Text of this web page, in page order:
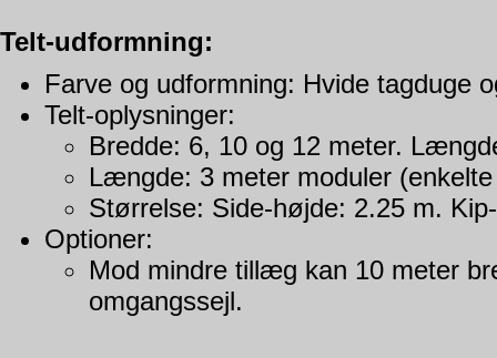
Telt-udformning:
Farve og udformning: Hvide tagduge
Telt-oplysninger:
Bredde: 6, 10 og 12 meter.
Længde: 3 meter moduler
Størrelse: Side-højde: 2.25 m.
Optioner:
Mod mindre tillæg kan 10 meter
omgangssejl.